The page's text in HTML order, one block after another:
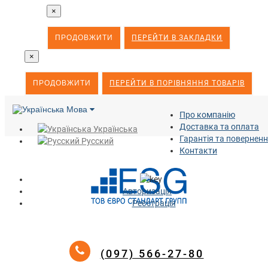
×
ПРОДОВЖИТИ ПЕРЕЙТИ В ЗАКЛАДКИ
×
ПРОДОВЖИТИ ПЕРЕЙТИ В ПОРІВНЯННЯ ТОВАРІВ
Мова
Українська
Русский
Про компанію
Доставка та оплата
Гарантія та
Контакти
Авторизація
Реєстрація
(097) 566-27-80